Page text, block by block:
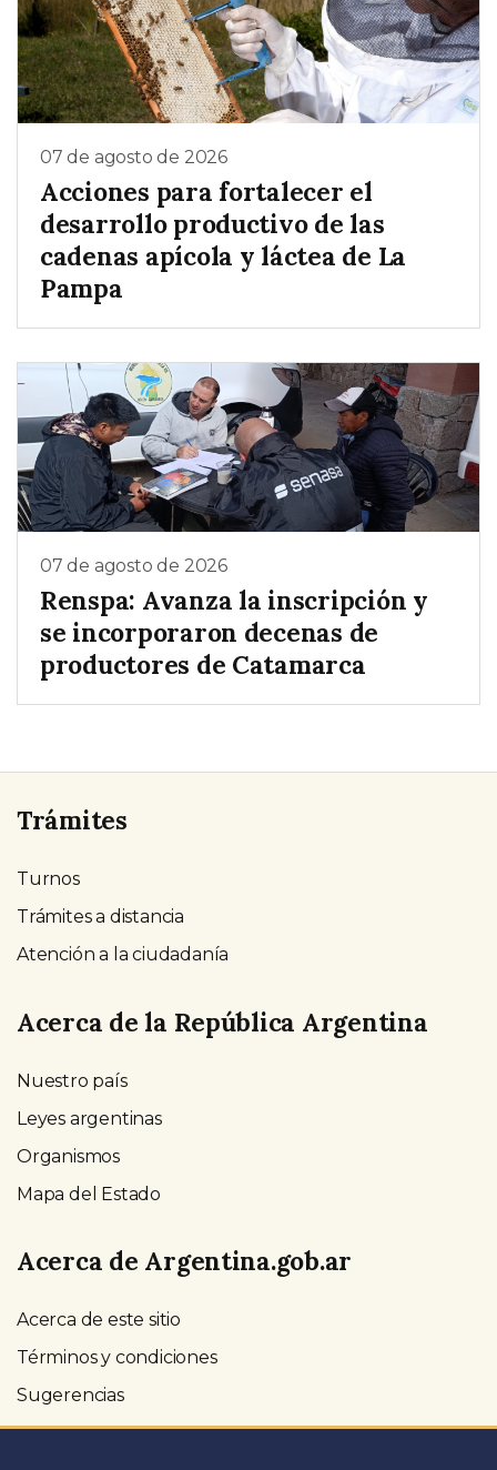
07 de agosto de 2026
Acciones para fortalecer el
desarrollo productivo de las
cadenas apícola y láctea de La
Pampa
07 de agosto de 2026
Renspa: Avanza la inscripción y
se incorporaron decenas de
productores de Catamarca
Trámites
Turnos
Trámites a distancia
Atención a la ciudadanía
Acerca de la República Argentina
Nuestro país
Leyes argentinas
Organismos
Mapa del Estado
Acerca de Argentina.gob.ar
Acerca de este sitio
Términos y condiciones
Sugerencias